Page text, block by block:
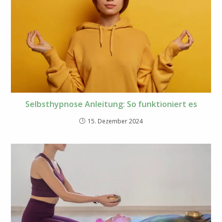
Selbsthypnose Anleitung: So funktioniert es
15. Dezember 2024